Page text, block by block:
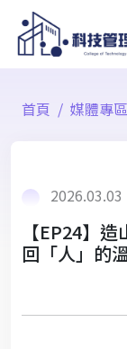
首頁 媒體專區
2026.03.03
【EP24】
回「人」的